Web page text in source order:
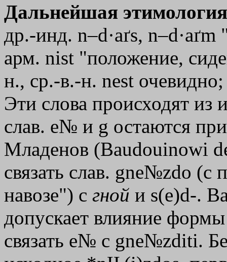
Дальнейшая
др.-инд. n–d·aґs,
арм. nist "положение,
н., ср.-в.-н. nest
Эти слова происходят
слав. e№ и g остаются
Младенов (Baudouinowi
связать слав. gne№zdo (с
навозе") с гной и s(e)d-.
допускает влияние
связать e№ с gne№zditi.